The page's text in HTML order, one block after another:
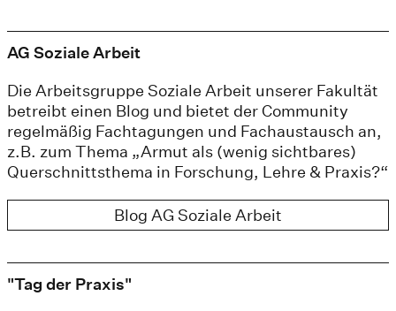
AG Soziale Arbeit
Die Arbeitsgruppe Soziale Arbeit unserer Fakultät
betreibt einen Blog und bietet der Community
regelmäßig Fachtagungen und Fachaustausch an,
z.B. zum Thema „Armut als (wenig sichtbares)
Querschnittsthema in Forschung, Lehre & Praxis?“
Blog AG Soziale Arbeit
"Tag der Praxis"